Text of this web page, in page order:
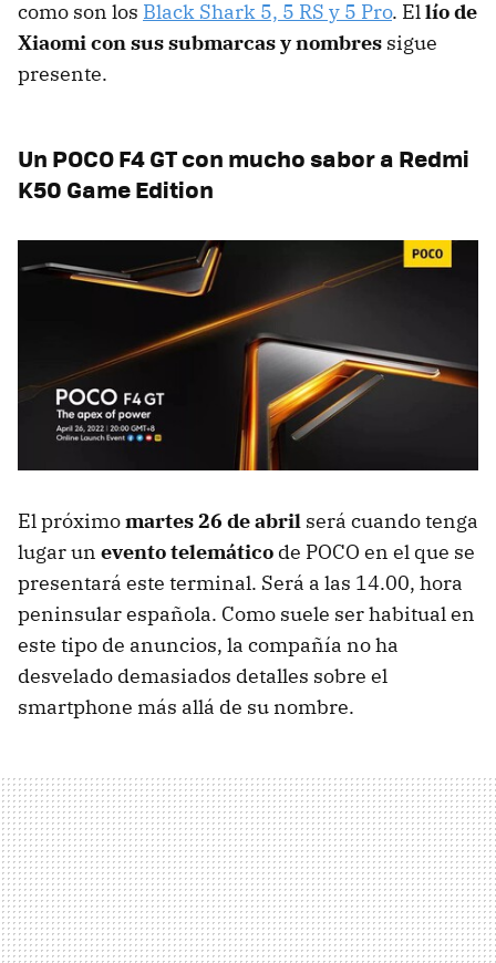
como son los Black Shark 5, 5 RS y 5 Pro. Ellío de
Xiaomi con sus submarcas y nombres sigue
presente.
Un POCO F4 GT con mucho sabor a Redmi
K50 Game Edition
El próximomartes 26 de abril será cuando tenga
lugar un evento telemático de POCO en el que se
presentará este terminal. Será a las 14.00, hora
peninsular española. Como suele ser habitual en
este tipo de anuncios, la compañía no ha
desvelado demasiados detalles sobre el
smartphone más allá de su nombre.